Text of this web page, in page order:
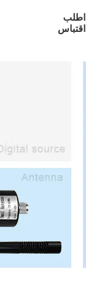
اطلب
اقتباس